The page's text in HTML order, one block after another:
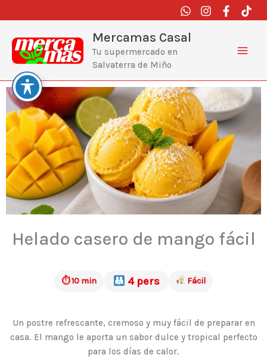
al
contenido
Mercamas Casal
Tu supermercado en
Salvaterra de Miño
Helado casero de mango fácil
⏱ 10 min 4 pers Fácil
Un postre refrescante, cremoso y muy fácil de preparar en
casa. El mango le aporta un sabor dulce y tropical perfecto
para los días de calor.